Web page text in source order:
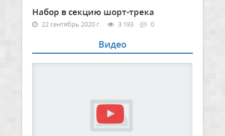
Набор в секцию шорт-трека
22 сентябрь 2020 г. 3 193 0
Видео